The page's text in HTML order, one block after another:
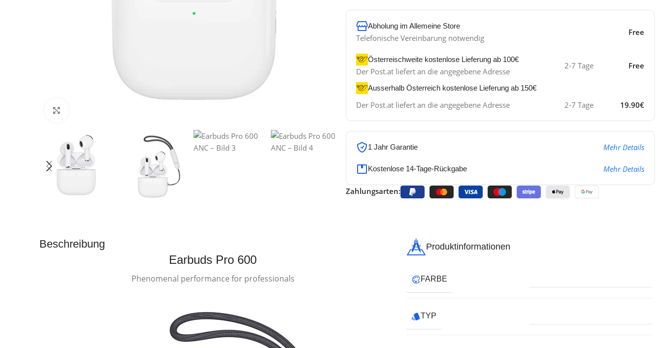
Abholung im Allemeine Store
Telefonische Vereinbarung notwendig
Free
Österreischweite kostenlose Lieferung ab 100€
Der Post.at liefert an die angegebene Adresse
2-7 Tage Free
Ausserhalb Österreich kostenlose Lieferung ab 150€
Der Post.at liefert an die angegebene Adresse 2-7 Tage 19.90€
1 Jahr Garantie Mehr Details
Kostenlose 14-Tage-Rückgabe Mehr Details
Zahlungsarten:
Beschreibung
Earbuds Pro 600
Phenomenal performance for professionals
Produktinformationen
FARBE
TYP